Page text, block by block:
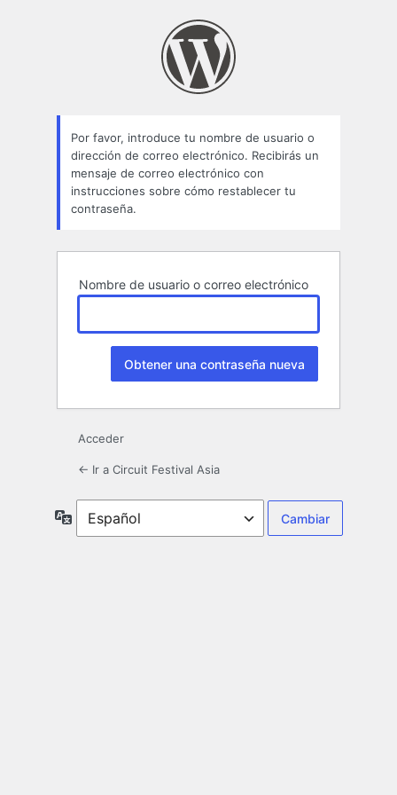
Por favor, introduce tu nombre de usuario o
dirección de correo electrónico. Recibirás un
mensaje de correo electrónico con
instrucciones sobre cómo restablecer tu
contraseña.
Nombre de usuario o correo electrónico
Acceder
← Ir a Circuit Festival Asia
Idioma